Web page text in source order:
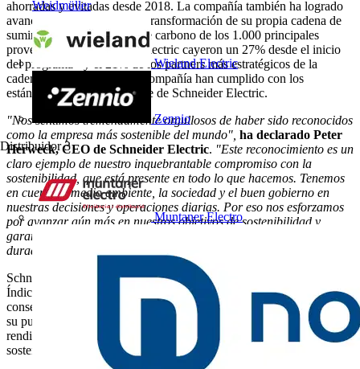
Weidmüller
Wieland Electric
Zennio
Distribuidor 3
Muntaner Electro
ahorradas y evitadas desde 2018. La compañía también ha logrado
avances significativos en la transformación de su propia cadena de
suministro. Las emisiones de carbono de los 1.000 principales
proveedores de Schneider Electric cayeron un 27% desde el inicio
del programa - y el 21% de los partners más estratégicos de la
cadena de suministro de la compañía han cumplido con los
estándares de trabajo decente de Schneider Electric.
"Nos sentimos tremendamente orgullosos de haber sido reconocidos
como la empresa más sostenible del mundo", ha declarado Peter
Herweck,CEO de Schneider Electric. "Este reconocimiento es un
claro ejemplo de nuestro inquebrantable compromiso con la
sostenibilidad, que está presente en todo lo que hacemos. Tenemos
en cuenta el medio ambiente, la sociedad y el buen gobierno en
nuestras decisiones y operaciones diarias. Por eso nos esforzamos
por avanzar aún más en nuestros objetivos de sostenibilidad y
garantizar que todos contribuyan a crear un impacto positivo y
duradero".
Schneider Electric también ha sido incluida recientemente en el
Índice Mundial de Sostenibilidad Dow Jones por decimotercer año
consecutivo, ocupando el primer puesto en su sector y asegurando
su puesto en el índice europeo. Este logro refleja nuestro sólido
rendimiento medioambiental, social y de gobernanza (ESG), con la
sostenibilidad en el centro de nuestra estrategia.